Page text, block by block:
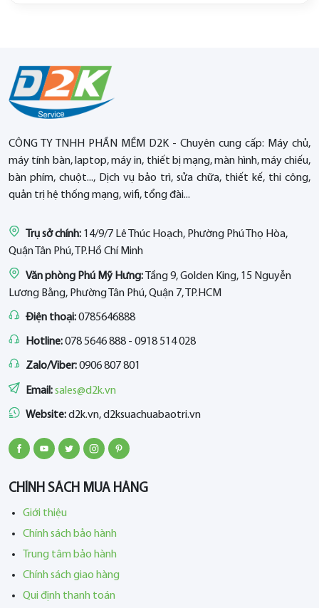
CÔNG TY TNHH PHẦN MỀM D2K - Chuyên cung cấp: Máy chủ,
máy tính bàn, laptop, máy in, thiết bị mạng, màn hình, máy chiếu,
bàn phím, chuột..., Dịch vụ bảo trì, sửa chữa, thiết kế, thi công,
quản trị hệ thống mạng, wifi, tổng đài...
Trụ sở chính: 14/9/7 Lê Thúc Hoạch, Phường Phú Thọ Hòa,
Quận Tân Phú, TP.Hồ Chí Minh
Văn phòng Phú Mỹ Hưng:Tầng 9, Golden King, 15 Nguyễn
Lương Bằng, Phường Tân Phú, Quận 7, TP.HCM
Điện thoại:0785646888
Hotline:078 5646 888 - 0918 514 028
Zalo/Viber:0906 807 801
Email:sales@d2k.vn
Website:d2k.vn, d2ksuachuabaotri.vn
CHÍNH SÁCH MUA HÀNG
Giới thiệu
Chính sách bảo hành
Trung tâm bảo hành
Chính sách giao hàng
Qui định thanh toán